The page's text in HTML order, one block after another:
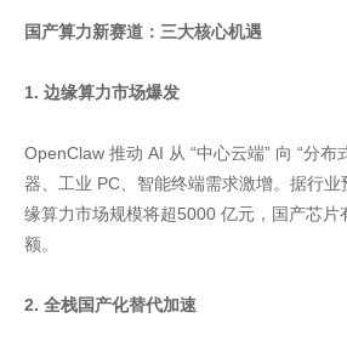
国产算力新赛道：三大核心机遇
1. 边缘算力市场爆发
OpenClaw 推动 AI 从 “中心云端” 向 “分布
器、工业 PC、智能终端需求激增。据行业
缘算力市场规模将超5000 亿元，国产芯片
额。
2. 全栈国产化替代加速